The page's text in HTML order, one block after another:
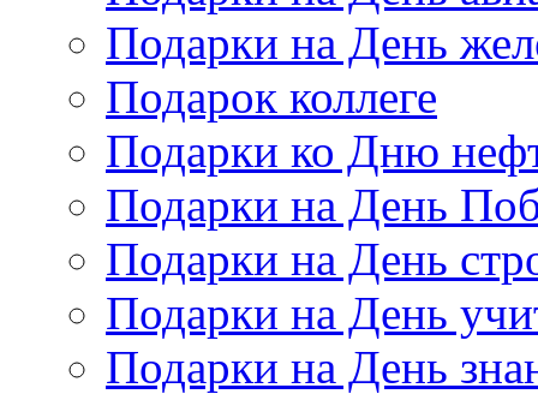
Подарки на День
Подарок коллеге
Подарки ко Дню
Подарки на День
Подарки на День
Подарки на День
Подарки на День